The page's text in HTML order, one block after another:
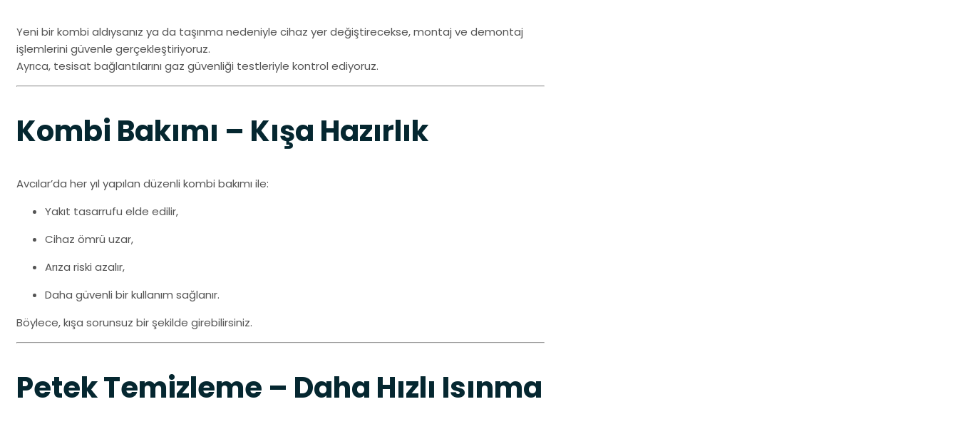
Yeni bir kombi aldıysanız ya da taşınma nedeniyle cihaz yer değiştirecekse, montaj ve demontaj
işlemlerini güvenle gerçekleştiriyoruz.
Ayrıca, tesisat bağlantılarını gaz güvenliği testleriyle kontrol ediyoruz.
Kombi Bakımı – Kışa Hazırlık
Avcılar’da her yıl yapılan düzenli kombi bakımı ile:
Yakıt tasarrufu elde edilir,
Cihaz ömrü uzar,
Arıza riski azalır,
Daha güvenli bir kullanım sağlanır.
Böylece, kışa sorunsuz bir şekilde girebilirsiniz.
Petek Temizleme – Daha Hızlı Isınma